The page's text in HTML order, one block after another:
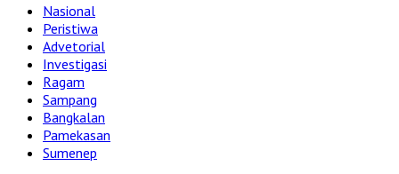
Nasional
Peristiwa
Advetorial
Investigasi
Ragam
Sampang
Bangkalan
Pamekasan
Sumenep